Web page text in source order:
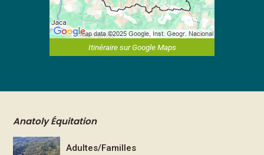
Itinéraire sur Google Maps
Anatoly Équitation
Adultes/Familles